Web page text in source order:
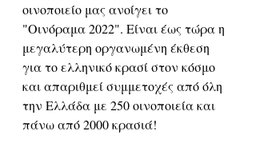
οινοποιείο μας ανοίγει το
"Οινόραμα 2022". Είναι έως τώρα η
μεγαλύτερη οργανωμένη έκθεση
για το ελληνικό κρασί στον κόσμο
και απαριθμεί συμμετοχές από όλη
την Ελλάδα με 250 οινοποιεία και
πάνω από 2000 κρασιά!